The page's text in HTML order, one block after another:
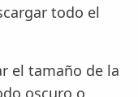
todo el
el tamaño de la
oscuro o